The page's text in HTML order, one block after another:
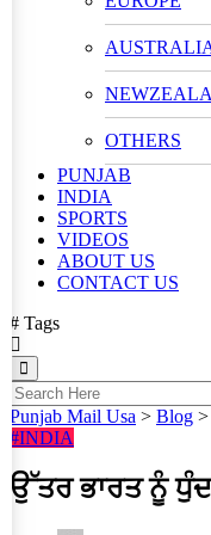
OTHERS
PUNJAB
INDIA
SPORTS
VIDEOS
ABOUT US
CONTACT US
# Tags
Punjab Mail Usa > Blog >
#INDIA
ਉੱਤਰ ਭਾਰਤ ਨੂੰ